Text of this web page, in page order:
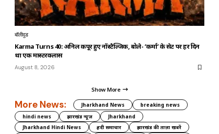
बॉलीवुड
Karma Turns 40: अनिल कपूर हुए नॉस्टैल्जिक, बोले- ‘कर्मा’ के सेट पर हर दिन
था एक मास्टरक्लास
August 8, 2026
Show More
More News: Jharkhand News
breaking news
hindi news
झारखंड न्यूज़
Jharkhand
Jharkhand Hindi News
हिंदी समाचार
झारखंड की ताज़ा खबरें